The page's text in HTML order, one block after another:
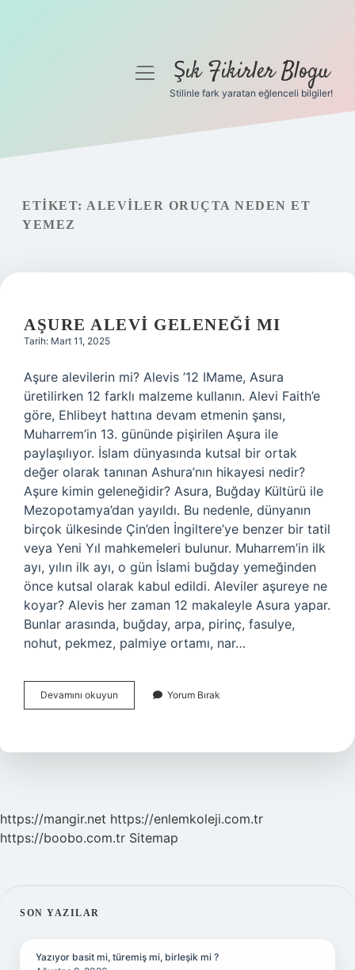
Gizlilik Politikası
Hakkımızda
menüyüŞık Fikirler Blogu
Stilinle fark yaratan eğlenceli bilgiler!
ETIKET: ALEVILER ORUÇTA NEDEN ET
YEMEZ
AŞURE ALEVI GELENEĞI MI
Tarih: Mart 11, 2025
Aşure alevilerin mi? Alevis ’12 IMame, Asura
üretilirken 12 farklı malzeme kullanın. Alevi Faith’e
göre, Ehlibeyt hattına devam etmenin şansı,
Muharrem’in 13. gününde pişirilen Aşura ile
paylaşılıyor. İslam dünyasında kutsal bir ortak
değer olarak tanınan Ashura’nın hikayesi nedir?
Aşure kimin geleneğidir? Asura, Buğday Kültürü ile
Mezopotamya’dan yayıldı. Bu nedenle, dünyanın
birçok ülkesinde Çin’den İngiltere’ye benzer bir tatil
veya Yeni Yıl mahkemeleri bulunur. Muharrem’in ilk
ayı, yılın ilk ayı, o gün İslami buğday yemeğinden
önce kutsal olarak kabul edildi. Aleviler aşureye ne
koyar? Alevis her zaman 12 makaleyle Asura yapar.
Bunlar arasında, buğday, arpa, pirinç, fasulye,
nohut, pekmez, palmiye ortamı, nar…
Devamını okuyun
Alevi
Yorum Bırak
https://mangir.net https://enlemkoleji.com.tr
https://boobo.com.tr Sitemap
SIDEBAR
SON YAZILAR
Yazıyor basit mi, türemiş mi, birleşik mi ?